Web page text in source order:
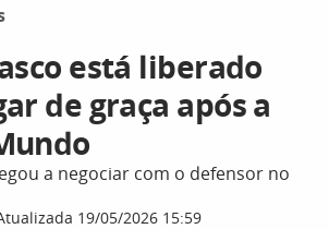
está liberado
de graça após a
a negociar com o defensor no
19/05/2026 15:59